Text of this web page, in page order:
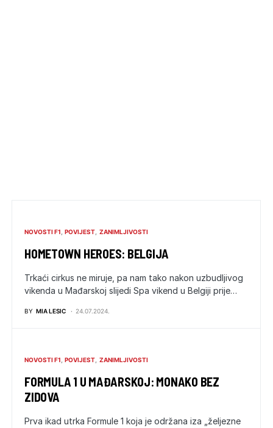
NOVOSTI F1 POVIJEST ZANIMLJIVOSTI
HOMETOWN HEROES: BELGIJA
Trkaći cirkus ne miruje, pa nam tako nakon uzbudljivog
vikenda u Mađarskoj slijedi Spa vikend u Belgiji prije…
BY MIA LESIC 24.07.2024.
NOVOSTI F1 POVIJEST ZANIMLJIVOSTI
FORMULA 1 U MAĐARSKOJ: MONAKO BEZ
ZIDOVA
Prva ikad utrka Formule 1 koja je održana iza „željezne